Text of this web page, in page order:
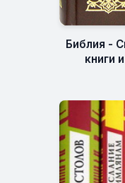
Библия -
книги